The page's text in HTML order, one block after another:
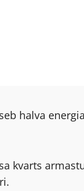
halva
kvarts